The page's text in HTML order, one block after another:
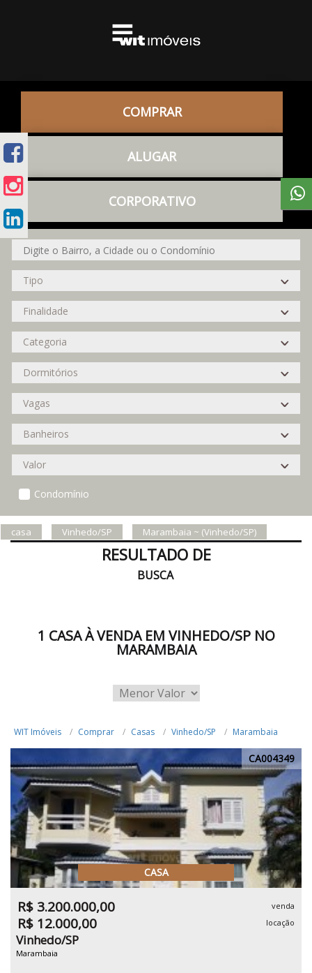
COMPRAR
ALUGAR
CORPORATIVO
Condomínio
casa Vinhedo/SP Marambaia ~ (Vinhedo/SP)
RESULTADO DE
BUSCA
1 CASA À VENDA EM VINHEDO/SP NO
MARAMBAIA
WIT Imóveis Comprar Casas Vinhedo/SP Marambaia
CA004349
CASA
R$ 3.200.000,00 venda
R$ 12.000,00 locação
Vinhedo/SP
Marambaia